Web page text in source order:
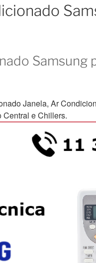
Samsung
Janela, Ar
e Chillers.